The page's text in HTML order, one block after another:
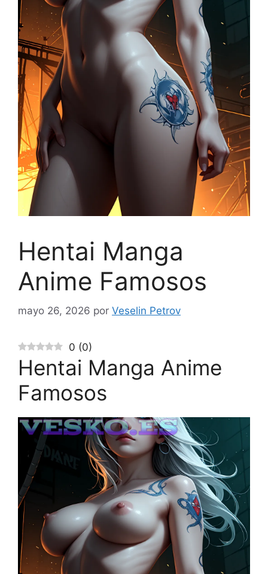
Hentai Manga
Anime Famosos
mayo 26, 2026 por Veselin Petrov
0 (0)
Hentai Manga Anime
Famosos